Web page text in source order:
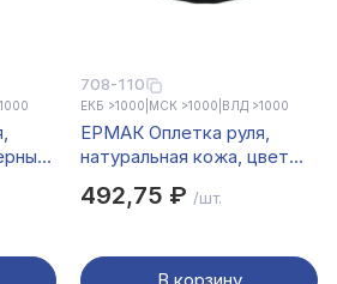
708-110
ЕКБ >1000 МСК >1000 ВЛД >1000
ЕРМАК Оплетка руля,
натуральная кожа, цвет
492,75 ₽ /шт.